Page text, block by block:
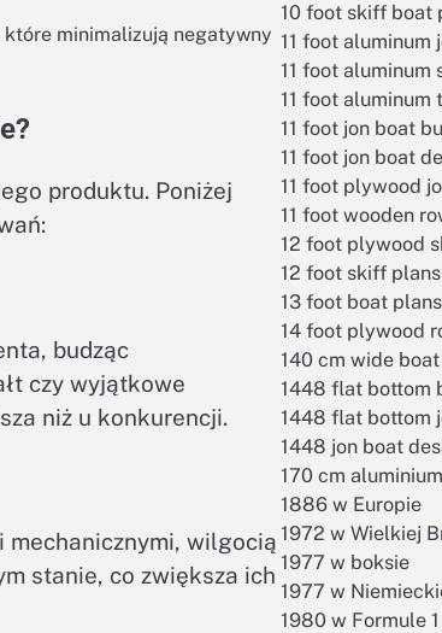
które minimalizują negatywny
produktu. Poniżej
budząc
czy wyjątkowe
niż u konkurencji.
mechanicznymi, wilgocią
stanie, co zwiększa ich
10 foot skiff boat
11 foot aluminum
11 foot aluminum
11 foot aluminum
11 foot jon boat
11 foot jon boat
11 foot plywood
11 foot wooden
12 foot plywood
12 foot skiff plans
13 foot boat plans
14 foot plywood
140 cm wide
1448 flat bottom
1448 flat bottom
1448 jon boat
170 cm
1886 w Europie
1972 w Wielkiej
1977 w boksie
1977 w
1980 w Formule 1